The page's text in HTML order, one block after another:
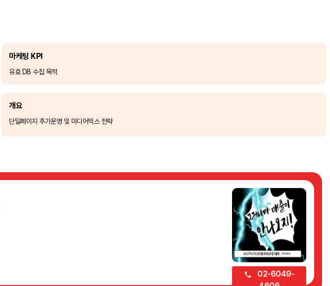
마케팅 KPI
유효 DB 수집 목적
개요
단일페이지 추가운영 및 미디어믹스 전략
02-6049-